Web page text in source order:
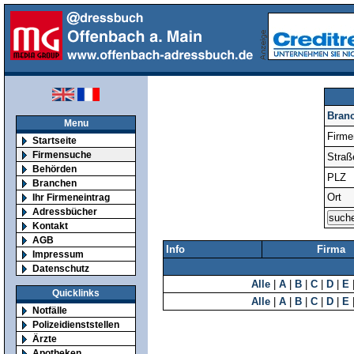
Menu
Startseite
Firmensuche
Behörden
Branchen
Ihr Firmeneintrag
Adressbücher
Kontakt
AGB
Impressum
Datenschutz
Quicklinks
Notfälle
Polizeidienststellen
Ärzte
PLZ
Ort
Info Firma
Alle A B C D E
Alle
A B C D E